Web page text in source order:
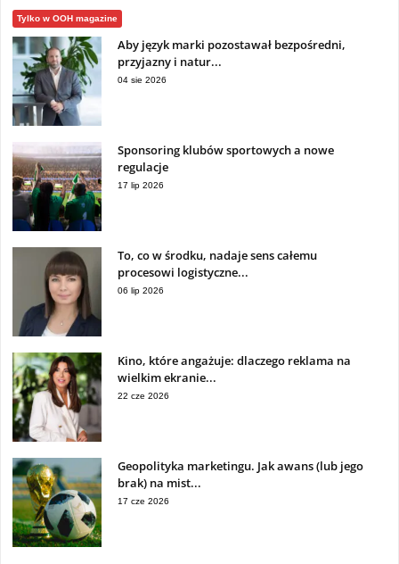
Tylko w OOH magazine
Aby język marki pozostawał bezpośredni,
przyjazny i natur...
04 sie 2026
Sponsoring klubów sportowych a nowe
regulacje
17 lip 2026
To, co w środku, nadaje sens całemu
procesowi logistyczne...
06 lip 2026
Kino, które angażuje: dlaczego reklama na
wielkim ekranie...
22 cze 2026
Geopolityka marketingu. Jak awans (lub jego
brak) na mist...
17 cze 2026